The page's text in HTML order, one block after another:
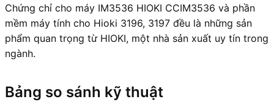
Chứng chỉ cho máy IM3536 HIOKI CCIM3536 và phần
mềm máy tính cho Hioki 3196, 3197 đều là những sản
phẩm quan trọng từ HIOKI, một nhà sản xuất uy tín trong
ngành.
Bảng so sánh kỹ thuật